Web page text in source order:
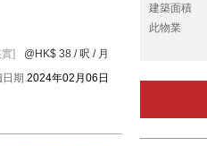
] @HK$ 38 / 呎 / 月
期 2024年02月06日
建築面積
此物業